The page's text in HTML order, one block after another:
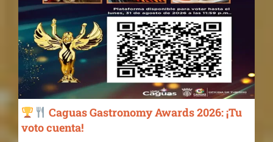
Caguas Gastronomy Awards 2026: ¡Tu
voto cuenta!